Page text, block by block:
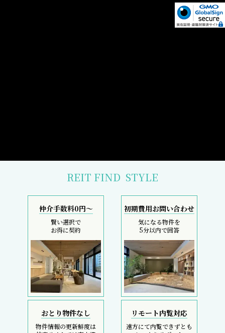
REIT FIND STYLE
仲介手数料0円～
賢い選択で
お得に契約
初期費用お問い合わせ
気になる物件を
5分以内で回答
おとり物件なし
物件情報の更新鮮度は
リモート内覧対応
遠方にて内覧できずとも